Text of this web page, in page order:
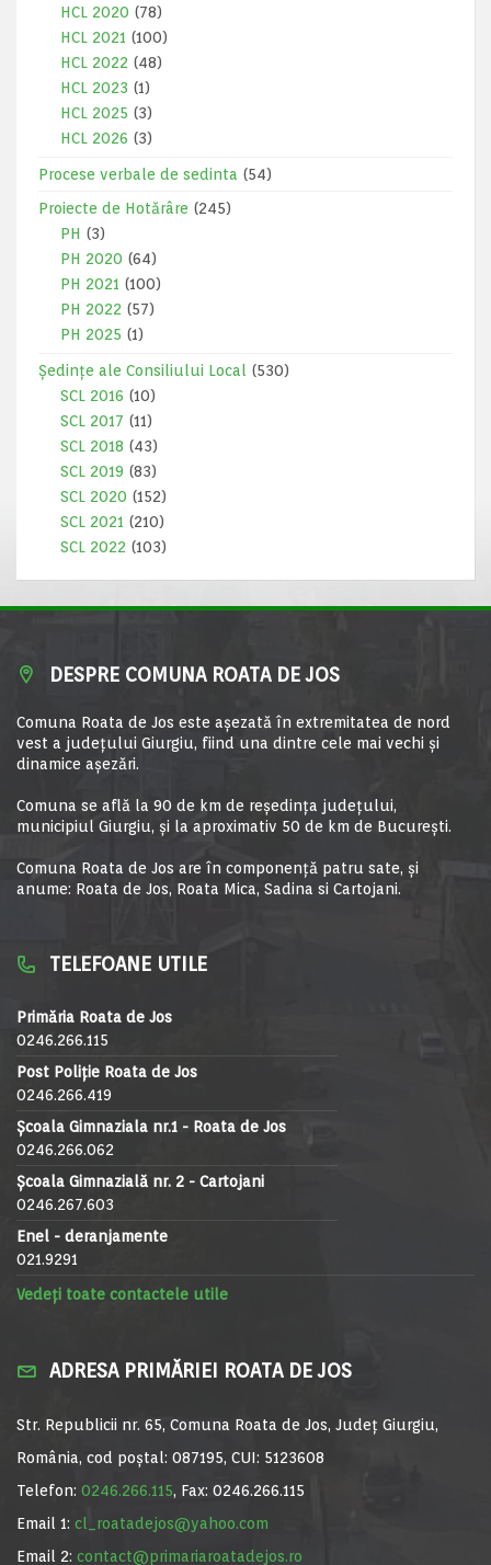
HCL 2020 (78)
HCL 2021 (100)
HCL 2022 (48)
HCL 2023 (1)
HCL 2025 (3)
HCL 2026 (3)
Procese verbale de sedinta (54)
Proiecte de Hotărâre (245)
PH (3)
PH 2020 (64)
PH 2021 (100)
PH 2022 (57)
PH 2025 (1)
Ședințe ale Consiliului Local
(530)
SCL 2016 (10)
SCL 2017 (11)
SCL 2018 (43)
SCL 2019 (83)
SCL 2020 (152)
SCL 2021 (210)
SCL 2022 (103)
DESPRE COMUNA ROATA DE JOS
Comuna Roata de Jos este aşezată în extremitatea de nord
vest a judeţului Giurgiu, fiind una dintre cele mai vechi şi
dinamice aşezări.
Comuna se află la 90 de km de reşedinţa judeţului,
municipiul Giurgiu, şi la aproximativ 50 de km de Bucureşti.
Comuna Roata de Jos are în componență patru sate, și
anume: Roata de Jos, Roata Mica, Sadina si Cartojani.
TELEFOANE UTILE
Primăria Roata de Jos
0246.266.115
Post Poliție Roata de Jos
0246.266.419
Școala Gimnaziala nr.1 - Roata de Jos
0246.266.062
Școala Gimnazială nr. 2 - Cartojani
0246.267.603
Enel - deranjamente
021.9291
Vedeți toate contactele utile
ADRESA PRIMĂRIEI ROATA DE JOS
Str. Republicii nr. 65, Comuna Roata de Jos, Județ Giurgiu,
România, cod poștal: 087195, CUI: 5123608
Telefon: 0246.266.115, Fax: 0246.266.115
Email 1: cl_roatadejos@yahoo.com
Email 2: contact@primariaroatadejos.ro